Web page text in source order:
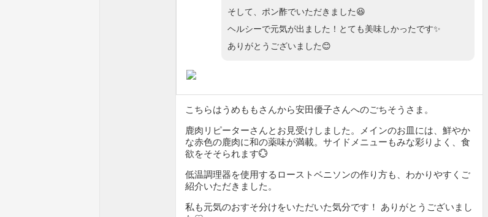
そして、ポン酢でいただきました😆
ヘルシーで元気が出ました！とても美味しかったです✨
ありがとうございました😊
こちらはうめももさんから安田優子さんへのごちそうさま。
鹿肉リピーターさんとお見受けしました。メインのお皿には、鮮やか
な赤色の鹿肉に和の薬味が満載。サイドメニューもみな彩りよく、食
欲をそそられます💮
低温調理器を使用するローストベニソンの作り方も、わかりやすくご
紹介いただきました。
私も元気のおすそ分けをいただいた気分です！ ありがとうございまし